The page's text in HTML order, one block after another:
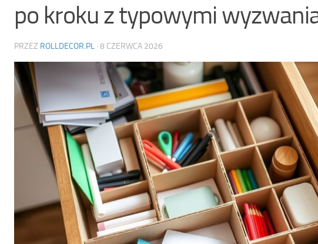
po kroku z typowymi
PRZEZ ROLLDECOR.PL · 8 CZERWCA 2026